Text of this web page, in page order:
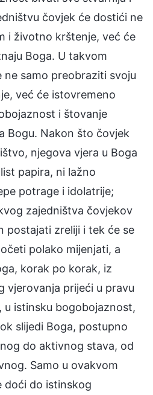
čovjek će dostići ne
i životno krštenje, već će
Boga. U takvom
ne samo preobraziti svoju
već će istovremeno
i štovanje
Bogu. Nakon što čovjek
njegova vjera u Boga
papira, ni lažno
potrage i idolatrije;
zajedništva čovjekov
postajati zreliji i tek će se
polako mijenjati, a
korak po korak, iz
vjerovanja prijeći u pravu
u istinsku bogobojaznost,
slijedi Boga, postupno
do aktivnog stava, od
Samo u ovakvom
doći do istinskog